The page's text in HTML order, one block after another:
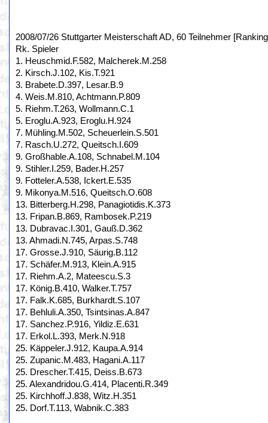
2008/07/26 Stuttgarter Meisterschaft AD, 60 Teilnehmer
Rk. Spieler
1. Heuschmid.F.582, Malcherek.M.258
2. Kirsch.J.102, Kis.T.921
3. Brabete.D.397, Lesar.B.9
4. Weis.M.810, Achtmann.P.809
5. Riehm.T.263, Wollmann.C.1
5. Eroglu.A.923, Eroglu.H.924
7. Mühling.M.502, Scheuerlein.S.501
7. Rasch.U.272, Queitsch.I.609
9. Großhable.A.108, Schnabel.M.104
9. Stihler.I.259, Bader.H.257
9. Fotteler.A.538, Ickert.E.535
9. Mikonya.M.516, Queitsch.O.608
13. Bitterberg.H.298, Panagiotidis.K.373
13. Fripan.B.869, Rambosek.P.219
13. Dubravac.I.301, Gauß.D.362
13. Ahmadi.N.745, Arpas.S.748
17. Grosse.J.910, Säurig.B.112
17. Schäfer.M.913, Klein.A.915
17. Riehm.A.2, Mateescu.S.3
17. König.B.410, Walker.T.757
17. Falk.K.685, Burkhardt.S.107
17. Behluli.A.350, Tsintsinas.A.847
17. Sanchez.P.916, Yildiz.E.631
17. Erkol.L.393, Merk.N.918
25. Käppeler.J.912, Kaupa.A.914
25. Zupanic.M.483, Hagani.A.117
25. Drescher.T.415, Deiss.B.673
25. Alexandridou.G.414, Placenti.R.349
25. Kirchhoff.J.838, Witz.H.351
25. Dorf.T.113, Wabnik.C.383